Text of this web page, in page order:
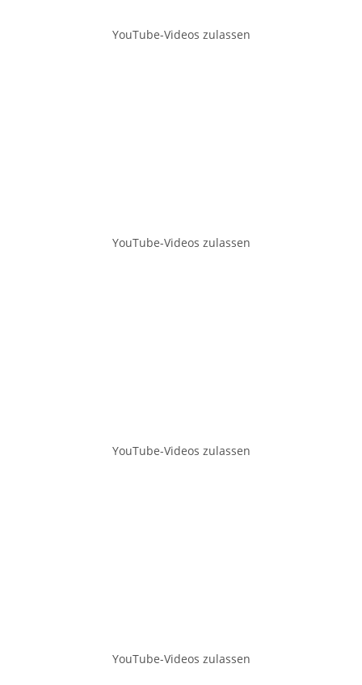
YouTube-Videos zulassen
YouTube-Videos zulassen
YouTube-Videos zulassen
YouTube-Videos zulassen